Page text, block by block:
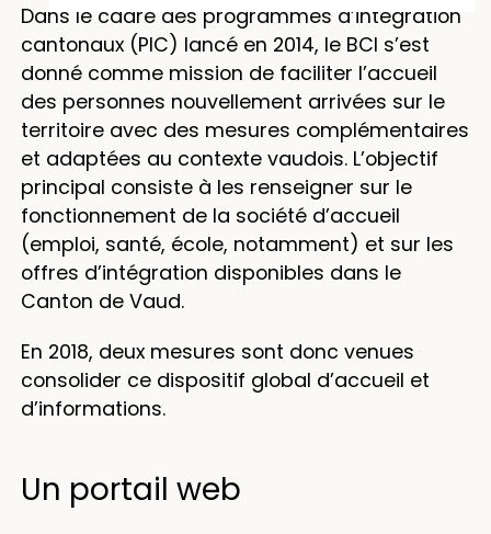
Dans le cadre des programmes d’intégration
cantonaux (PIC) lancé en 2014, le BCI s’est
donné comme mission de faciliter l’accueil
des personnes nouvellement arrivées sur le
territoire avec des mesures complémentaires
et adaptées au contexte vaudois. L’objectif
principal consiste à les renseigner sur le
fonctionnement de la société d’accueil
(emploi, santé, école, notamment) et sur les
offres d’intégration disponibles dans le
Canton de Vaud.
En 2018, deux mesures sont donc venues
consolider ce dispositif global d’accueil et
d’informations.
Un portail web